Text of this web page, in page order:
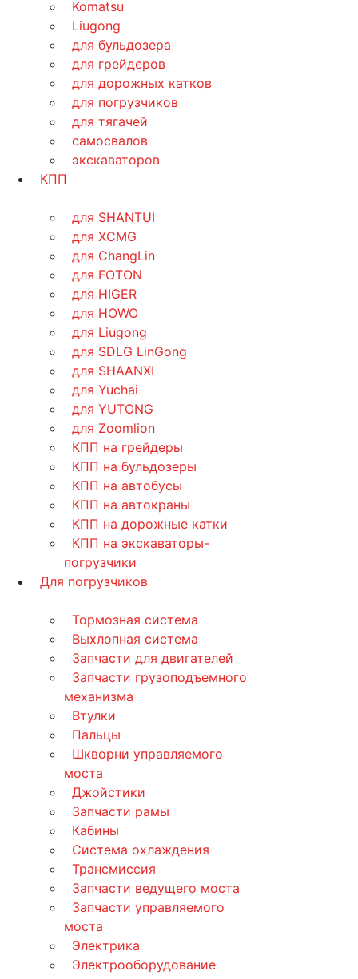
Komatsu
Liugong
для бульдозера
для грейдеров
для дорожных катков
для погрузчиков
для тягачей
самосвалов
экскаваторов
КПП
для SHANTUI
для XCMG
для ChangLin
для FOTON
для HIGER
для HOWO
для Liugong
для SDLG LinGong
для SHAANXI
для Yuchai
для YUTONG
для Zoomlion
КПП на грейдеры
КПП на бульдозеры
КПП на автобусы
КПП на автокраны
КПП на дорожные катки
КПП на экскаваторы-
погрузчики
Для погрузчиков
Тормозная система
Выхлопная система
Запчасти для двигателей
Запчасти грузоподъемного
механизма
Втулки
Пальцы
Шкворни управляемого
моста
Джойстики
Запчасти рамы
Кабины
Система охлаждения
Трансмиссия
Запчасти ведущего моста
Запчасти управляемого
моста
Электрика
Электрооборудование